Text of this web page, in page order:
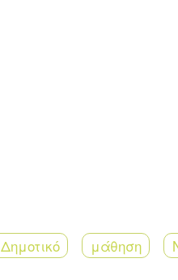
Δημοτικό μάθηση